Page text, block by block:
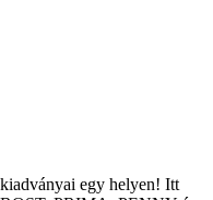
egy helyen! Itt